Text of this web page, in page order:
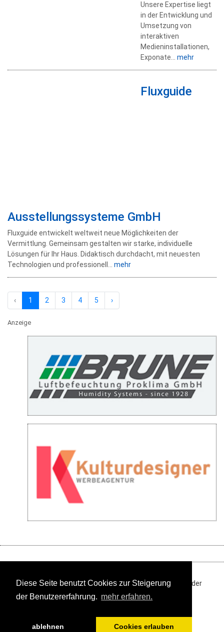
Diese Seite benutzt Cookies zur Steigerung
der Benutzererfahrung. mehr erfahren.
ablehnen Cookies erlauben
Unsere Expertise liegt
in der Entwicklung und
Umsetzung von
interaktiven
Medieninstallationen,
Exponate... mehr
Fluxguide
Ausstellungssysteme GmbH
Fluxguide entwickelt weltweit neue Möglichkeiten der
Vermittlung. Gemeinsam gestalten wir starke, individuelle
Lösungen für Ihr Haus. Didaktisch durchdacht, mit neuesten
Technologien und professionell... mehr
‹ 1 2 3 4 5 ›
Anzeige
Ihre Online-Fachmesse für Museen und die ganze Welt der
Kultur